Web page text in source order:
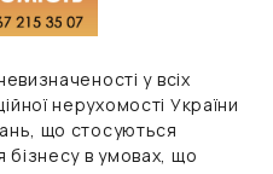
у всіх
нерухомості України
що стосуються
в умовах, що